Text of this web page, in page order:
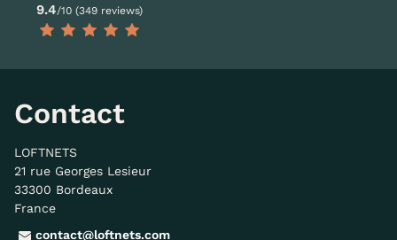
9.4/10 (349 reviews)
Contact
LOFTNETS
21 rue Georges Lesieur
33300 Bordeaux
France
contact@loftnets.com